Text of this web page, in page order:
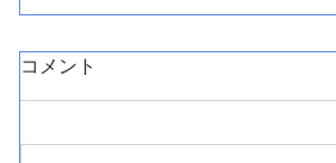
コメント